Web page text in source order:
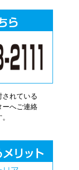
されている
ーへご連絡